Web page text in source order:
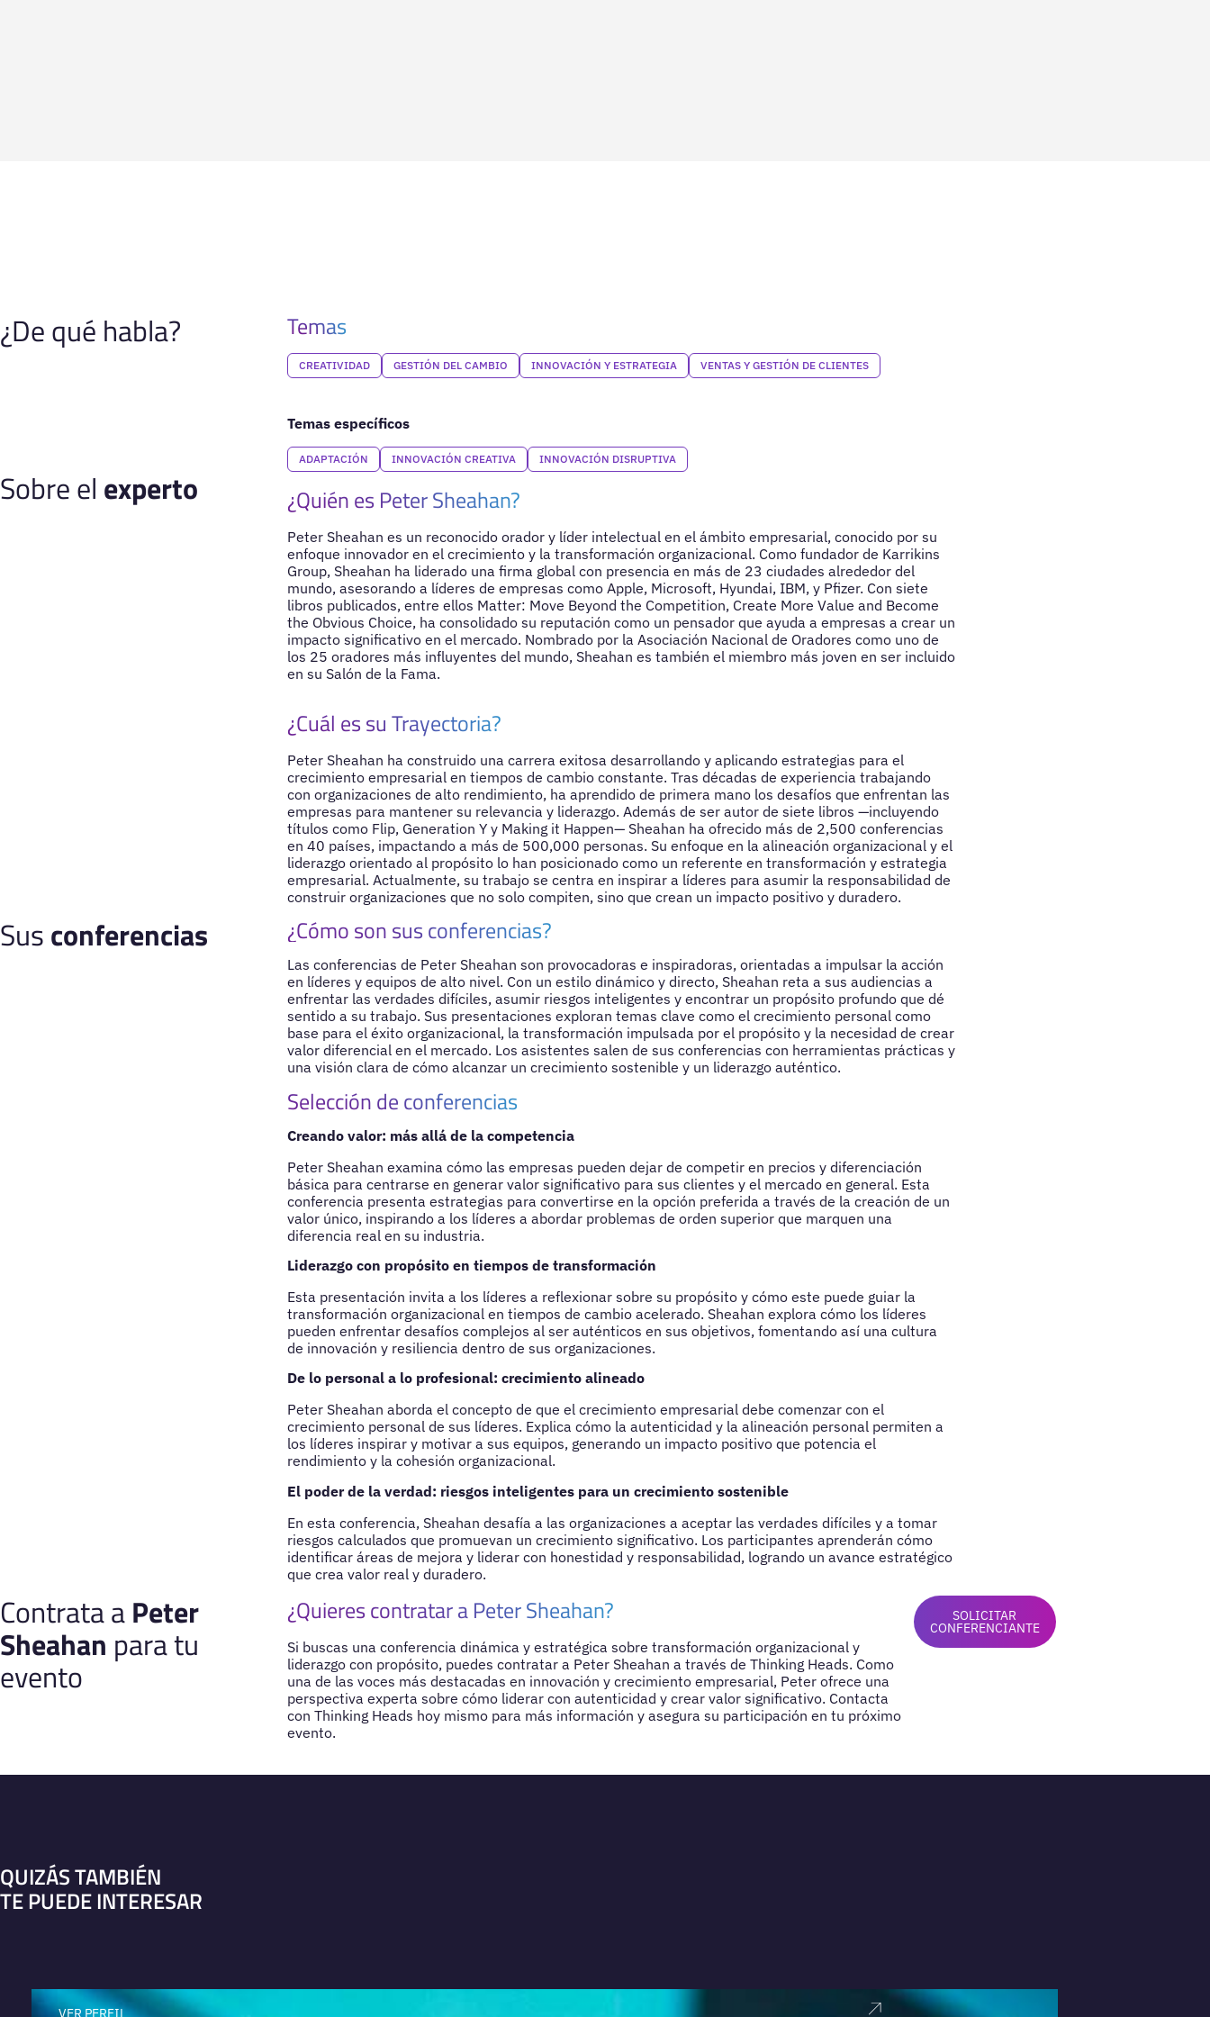
¿De qué habla? Temas
CREATIVIDAD GESTIÓN DEL CAMBIO INNOVACIÓN Y ESTRATEGIA VENTAS Y GESTIÓN DE CLIENTES
Temas específicos
ADAPTACIÓN INNOVACIÓN CREATIVA INNOVACIÓN DISRUPTIVA
Sobre el experto ¿Quién es Peter Sheahan?
Peter Sheahan es un reconocido orador y líder intelectual en el ámbito empresarial, conocido por su
enfoque innovador en el crecimiento y la transformación organizacional. Como fundador de Karrikins
Group, Sheahan ha liderado una firma global con presencia en más de 23 ciudades alrededor del
mundo, asesorando a líderes de empresas como Apple, Microsoft, Hyundai, IBM, y Pfizer. Con siete
libros publicados, entre ellos Matter: Move Beyond the Competition, Create More Value and Become
the Obvious Choice, ha consolidado su reputación como un pensador que ayuda a empresas a crear un
impacto significativo en el mercado. Nombrado por la Asociación Nacional de Oradores como uno de
los 25 oradores más influyentes del mundo, Sheahan es también el miembro más joven en ser incluido
en su Salón de la Fama.
¿Cuál es su Trayectoria?
Peter Sheahan ha construido una carrera exitosa desarrollando y aplicando estrategias para el
crecimiento empresarial en tiempos de cambio constante. Tras décadas de experiencia trabajando
con organizaciones de alto rendimiento, ha aprendido de primera mano los desafíos que enfrentan las
empresas para mantener su relevancia y liderazgo. Además de ser autor de siete libros —incluyendo
títulos como Flip, Generation Y y Making it Happen— Sheahan ha ofrecido más de 2,500 conferencias
en 40 países, impactando a más de 500,000 personas. Su enfoque en la alineación organizacional y el
liderazgo orientado al propósito lo han posicionado como un referente en transformación y estrategia
empresarial. Actualmente, su trabajo se centra en inspirar a líderes para asumir la responsabilidad de
construir organizaciones que no solo compiten, sino que crean un impacto positivo y duradero.
Susconferencias ¿Cómo son sus conferencias?
Las conferencias de Peter Sheahan son provocadoras e inspiradoras, orientadas a impulsar la acción
en líderes y equipos de alto nivel. Con un estilo dinámico y directo, Sheahan reta a sus audiencias a
enfrentar las verdades difíciles, asumir riesgos inteligentes y encontrar un propósito profundo que dé
sentido a su trabajo. Sus presentaciones exploran temas clave como el crecimiento personal como
base para el éxito organizacional, la transformación impulsada por el propósito y la necesidad de crear
valor diferencial en el mercado. Los asistentes salen de sus conferencias con herramientas prácticas y
una visión clara de cómo alcanzar un crecimiento sostenible y un liderazgo auténtico.
Selección de conferencias
Creando valor: más allá de la competencia
Peter Sheahan examina cómo las empresas pueden dejar de competir en precios y diferenciación
básica para centrarse en generar valor significativo para sus clientes y el mercado en general. Esta
conferencia presenta estrategias para convertirse en la opción preferida a través de la creación de un
valor único, inspirando a los líderes a abordar problemas de orden superior que marquen una
diferencia real en su industria.
Liderazgo con propósito en tiempos de transformación
Esta presentación invita a los líderes a reflexionar sobre su propósito y cómo este puede guiar la
transformación organizacional en tiempos de cambio acelerado. Sheahan explora cómo los líderes
pueden enfrentar desafíos complejos al ser auténticos en sus objetivos, fomentando así una cultura
de innovación y resiliencia dentro de sus organizaciones.
De lo personal a lo profesional: crecimiento alineado
Peter Sheahan aborda el concepto de que el crecimiento empresarial debe comenzar con el
crecimiento personal de sus líderes. Explica cómo la autenticidad y la alineación personal permiten a
los líderes inspirar y motivar a sus equipos, generando un impacto positivo que potencia el
rendimiento y la cohesión organizacional.
El poder de la verdad: riesgos inteligentes para un crecimiento sostenible
En esta conferencia, Sheahan desafía a las organizaciones a aceptar las verdades difíciles y a tomar
riesgos calculados que promuevan un crecimiento significativo. Los participantes aprenderán cómo
identificar áreas de mejora y liderar con honestidad y responsabilidad, logrando un avance estratégico
que crea valor real y duradero.
Contrata aPeter
Sheahan para tu
evento
¿Quieres contratar a Peter Sheahan?
Si buscas una conferencia dinámica y estratégica sobre transformación organizacional y
liderazgo con propósito, puedes contratar a Peter Sheahan a través de Thinking Heads. Como
una de las voces más destacadas en innovación y crecimiento empresarial, Peter ofrece una
perspectiva experta sobre cómo liderar con autenticidad y crear valor significativo. Contacta
con Thinking Heads hoy mismo para más información y asegura su participación en tu próximo
evento.
SOLICITAR
CONFERENCIANTE
QUIZÁS TAMBIÉN
TE PUEDE INTERESAR
VER PERFIL